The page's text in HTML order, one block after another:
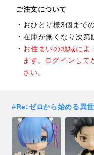
ご注文について
おひとり様3個まで
在庫が無くなり次第
お住まいの地域によ
ます。ログインして
さい。
#Re:ゼロから始める異